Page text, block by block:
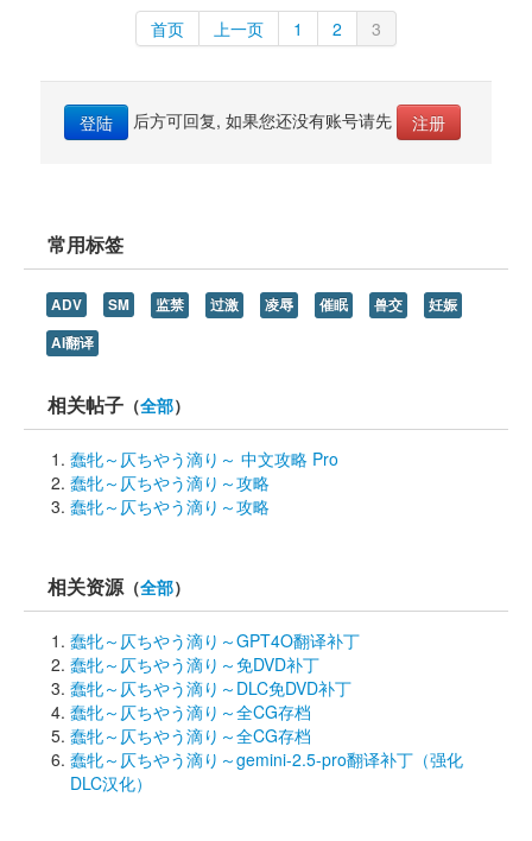
首页 上一页 1 2 3
登陆 后方可回复, 如果您还没有账号请先 注册
常用标签
ADV SM 监禁 过激 凌辱 催眠 兽交
妊娠
AI翻译
相关帖子 （全部）
蠢牝～仄ちやう滴り～ 中文攻略 Pro
蠢牝～仄ちやう滴り～攻略
蠢牝～仄ちやう滴り～攻略
相关资源 （全部）
蠢牝～仄ちやう滴り～GPT4O翻译补丁
蠢牝～仄ちやう滴り～免DVD补丁
蠢牝～仄ちやう滴り～DLC免DVD补丁
蠢牝～仄ちやう滴り～全CG存档
蠢牝～仄ちやう滴り～全CG存档
蠢牝～仄ちやう滴り～gemini-2.5-pro翻译补丁（强化
DLC汉化）